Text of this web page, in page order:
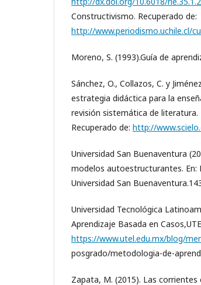
Constructivismo. Recuperado de:
http://www.periodismo.uchile.cl/
Moreno, S. (1993).Guía de
Sánchez, O., Collazos, C. y
estrategia didáctica para la
revisión sistemática de literatura.
Recuperado de: http://
Universidad San Buenaventura
modelos autoestructurantes. En:
Universidad San
Universidad Tecnológica
Aprendizaje Basada en
https://www.utel.edu.mx/blog/
posgrado/metodologia-de-
Zapata, M. (2015). Las